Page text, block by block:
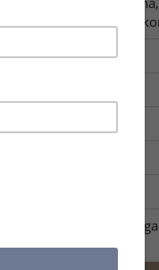
iz člana 36a
obveznike
obveznike PDV
i međunarodnim